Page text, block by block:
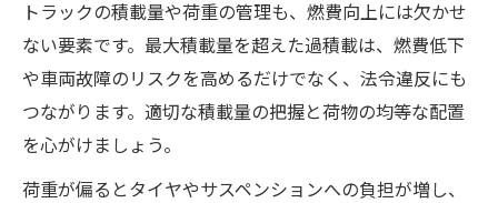
トラックの積載量や荷重の管理も、燃費向上には欠かせ
ない要素です。最大積載量を超えた過積載は、燃費低下
や車両故障のリスクを高めるだけでなく、法令違反にも
つながります。適切な積載量の把握と荷物の均等な配置
を心がけましょう。
荷重が偏るとタイヤやサスペンションへの負担が増し、